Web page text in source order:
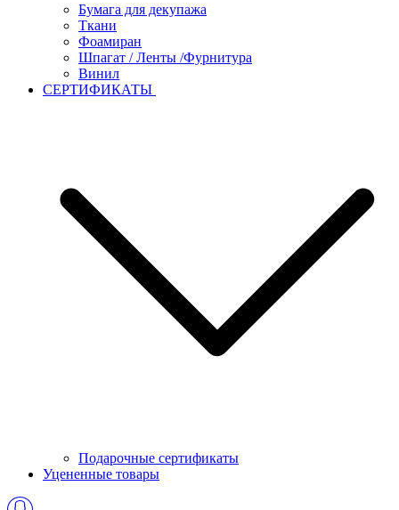
Бумага для декупажа
Ткани
Фоамиран
Шпагат / Ленты /Фурнитура
Винил
СЕРТИФИКАТЫ
Подарочные сертификаты
Уцененные товары